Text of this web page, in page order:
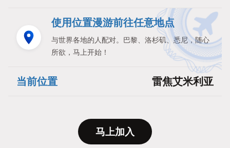
使用位置漫游前往任意地点
与世界各地的人配对。巴黎、洛杉矶、悉尼，随心
所欲，马上开始！
当前位置 雷焦艾米利亚
马上加入